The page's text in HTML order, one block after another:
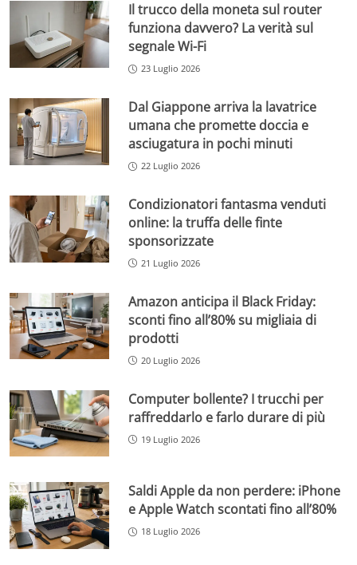
Il trucco della moneta sul router
funziona davvero? La verità sul
segnale Wi-Fi
23 Luglio 2026
Dal Giappone arriva la lavatrice
umana che promette doccia e
asciugatura in pochi minuti
22 Luglio 2026
Condizionatori fantasma venduti
online: la truffa delle finte
sponsorizzate
21 Luglio 2026
Amazon anticipa il Black Friday:
sconti fino all’80% su migliaia di
prodotti
20 Luglio 2026
Computer bollente? I trucchi per
raffreddarlo e farlo durare di più
19 Luglio 2026
Saldi Apple da non perdere: iPhone
e Apple Watch scontati fino all’80%
18 Luglio 2026